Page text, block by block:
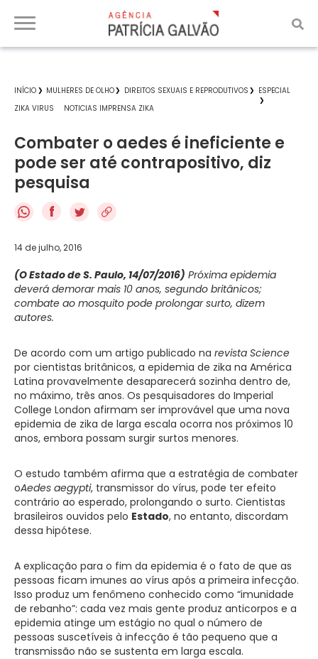
INÍCIO MULHERES DE OLHO DIREITOS SEXUAIS E REPRODUTIVOS
ESPECIAL
ZIKA VIRUS
NOTICIAS IMPRENSA ZIKA
Combater o aedes é ineficiente e
pode ser até contrapositivo, diz
pesquisa
f
14 de julho, 2016
(O Estado de S. Paulo, 14/07/2016) Próxima epidemia
deverá demorar mais 10 anos, segundo britânicos;
combate ao mosquito pode prolongar surto, dizem
autores.
De acordo com um artigo publicado na revista Science
por cientistas britânicos, a epidemia de zika na América
Latina provavelmente desaparecerá sozinha dentro de,
no máximo, três anos. Os pesquisadores do Imperial
College London afirmam ser improvável que uma nova
epidemia de zika de larga escala ocorra nos próximos 10
anos, embora possam surgir surtos menores.
O estudo também afirma que a estratégia de combater
oAedes aegypti, transmissor do vírus, pode ter efeito
contrário ao esperado, prolongando o surto. Cientistas
brasileiros ouvidos pelo Estado, no entanto, discordam
dessa hipótese.
A explicação para o fim da epidemia é o fato de que as
pessoas ficam imunes ao vírus após a primeira infecção.
Isso produz um fenômeno conhecido como “imunidade
de rebanho”: cada vez mais gente produz anticorpos e a
epidemia atinge um estágio no qual o número de
pessoas suscetíveis à infecção é tão pequeno que a
transmissão não se sustenta em larga escala.